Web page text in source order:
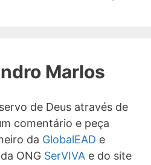
Marlos
de Deus através de
comentário e peça
da GlobalEAD e
ONG SerVIVA e do site